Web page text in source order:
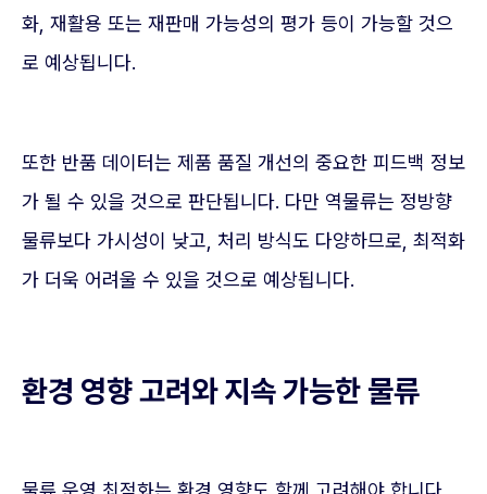
화, 재활용 또는 재판매 가능성의 평가 등이 가능할 것으
로 예상됩니다.
또한 반품 데이터는 제품 품질 개선의 중요한 피드백 정보
가 될 수 있을 것으로 판단됩니다. 다만 역물류는 정방향
물류보다 가시성이 낮고, 처리 방식도 다양하므로, 최적화
가 더욱 어려울 수 있을 것으로 예상됩니다.
환경 영향 고려와 지속 가능한 물류